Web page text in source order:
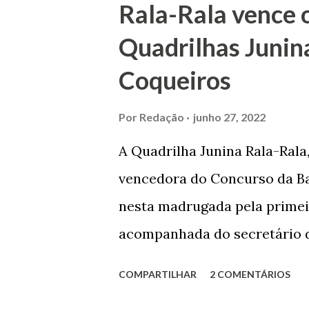
apontam que alguns
apropriar-se da volumosa
de Janeiro e casou-se com
Melo mandou construir a
dos Passos, que foi
Joaquim de Vasconcelos. A
Rala-Rala vence
Quadrilhas
Coqueiros
Por Redação junho 27, 2022
A Quadrilha Junina Rala-
vencedora do Concurso da
nesta madrugada pela
acompanhada do secretário
COMPARTILHAR 2 COMENTÁRIOS